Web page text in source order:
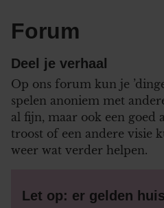
Forum
Deel je verhaal
Op ons forum kun je
spelen anoniem met
al fijn, maar ook een goed
troost of een andere visie
weer wat verder helpen.
Let op: er gelden